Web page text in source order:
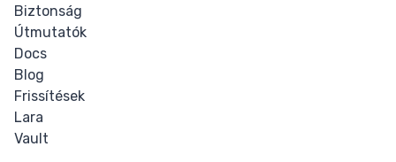
Biztonság
Útmutatók
Docs
Blog
Frissítések
Lara
Vault